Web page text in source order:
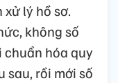
lý hồ sơ.
không số
chuẩn hóa quy
sau, rồi mới số